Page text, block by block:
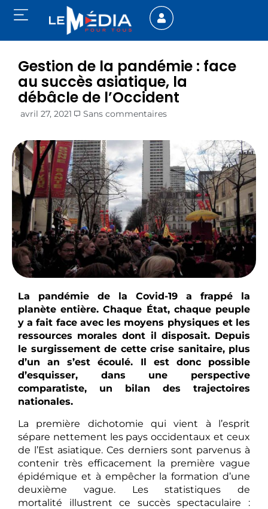
Gestion de la pandémie : face
au succès asiatique, la
débâcle de l’Occident
avril 27, 2021 Sans commentaires
La pandémie de la Covid-19 a frappé la
planète entière. Chaque État, chaque peuple
y a fait face avec les moyens physiques et les
ressources morales dont il disposait. Depuis
le surgissement de cette crise sanitaire, plus
d’un an s’est écoulé. Il est donc possible
d’esquisser, dans une perspective
comparatiste, un bilan des trajectoires
nationales.
La première dichotomie qui vient à l’esprit
sépare nettement les pays occidentaux et ceux
de l’Est asiatique. Ces derniers sont parvenus à
contenir très efficacement la première vague
épidémique et à empêcher la formation d’une
deuxième vague. Les statistiques de
mortalité illustrent ce succès spectaculaire :